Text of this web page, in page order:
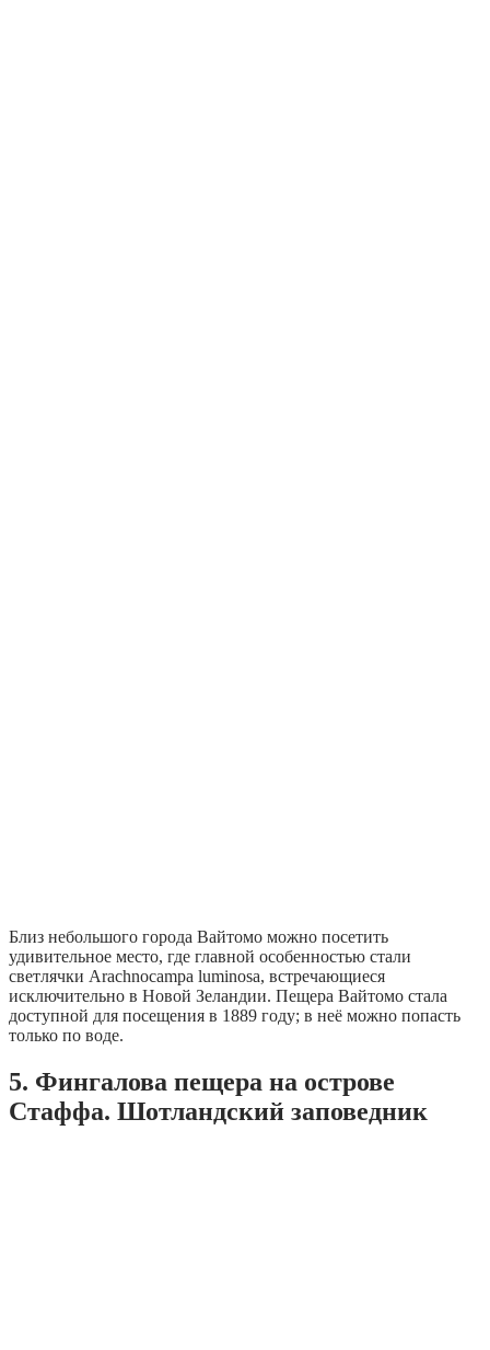
Близ небольшого города Вайтомо можно посетить
удивительное место, где главной особенностью стали
светлячки Arachnocampa luminosa, встречающиеся
исключительно в Новой Зеландии. Пещера Вайтомо стала
доступной для посещения в 1889 году; в неё можно попасть
только по воде.
5. Фингалова пещера на острове
Стаффа. Шотландский заповедник